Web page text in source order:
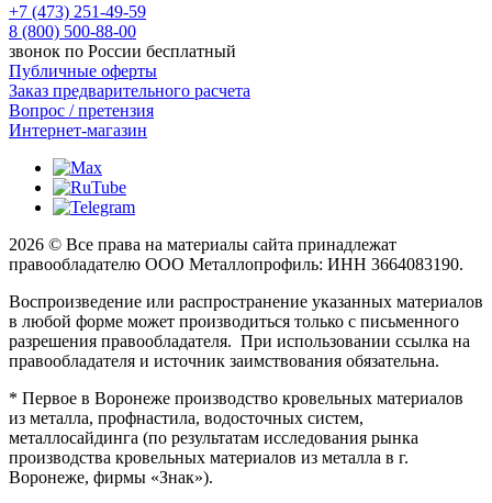
+7 (473) 251-49-59
8 (800) 500-88-00
звонок по России бесплатный
Публичные оферты
Заказ предварительного расчета
Вопрос / претензия
Интернет-магазин
2026 © Все права на материалы сайта принадлежат
правообладателю ООО Металлопрофиль: ИНН 3664083190.
Воспроизведение или распространение указанных материалов
в любой форме может производиться только с письменного
разрешения правообладателя. При использовании ссылка на
правообладателя и источник заимствования обязательна.
* Первое в Воронеже производство кровельных материалов
из металла, профнастила, водосточных систем,
металлосайдинга (по результатам исследования рынка
производства кровельных материалов из металла в г.
Воронеже, фирмы «Знак»).